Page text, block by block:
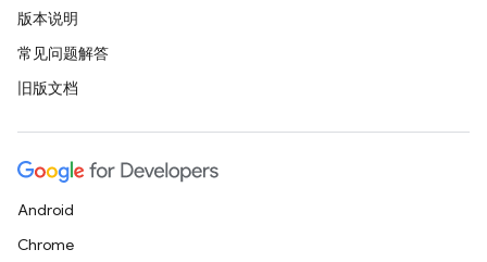
版本说明
常见问题解答
旧版文档
Android
Chrome